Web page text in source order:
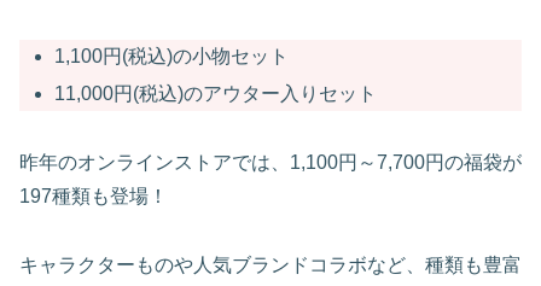
1,100円(税込)の小物セット
11,000円(税込)のアウター入りセット
昨年のオンラインストアでは、1,100円～7,700円の福袋が
197種類も登場！
キャラクターものや人気ブランドコラボなど、種類も豊富